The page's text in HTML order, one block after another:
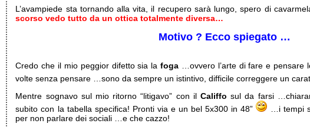
L’avampiede sta tornando alla vita, il recupero sarà lungo, spero di
scorso vedo tutto da un ottica totalmente diversa…
Motivo ? Ecco spiegato …
Credo che il mio peggior difetto sia lafoga …ovvero l’arte di fare e
volte senza pensare …sono da sempre un istintivo, difficile correggere un
Mentre sognavo sul mio ritorno “litigavo” con ilCaliffo sul da farsi
subito con la tabella specifica! Pronti via e un bel 5x300 in 48”
…i tempi
per non parlare dei sociali …e che cazzo!